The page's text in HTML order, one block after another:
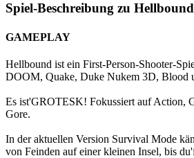
Spiel-Beschreibung zu Hellbound
GAMEPLAY
Hellbound ist ein First-Person-Shooter-
DOOM, Quake, Duke Nukem 3D, Blood
Es ist'GROTESK! Fokussiert auf Action,
Gore.
In der aktuellen Version Survival Mode
von Feinden auf einer kleinen Insel, bis